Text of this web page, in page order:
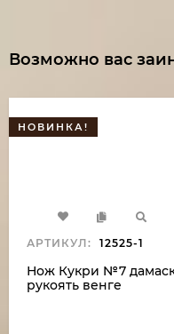
Возможно вас
НОВИНКА!
АРТИКУЛ: 12525-1
Нож Кукри №7
рукоять венге